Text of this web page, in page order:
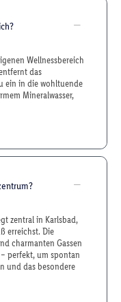
Wellnessbereich
das
ein in die wohltuende
Mineralwasser,
zentral in Karlsbad,
erreichst. Die
charmanten Gassen
perfekt, um spontan
und das besondere